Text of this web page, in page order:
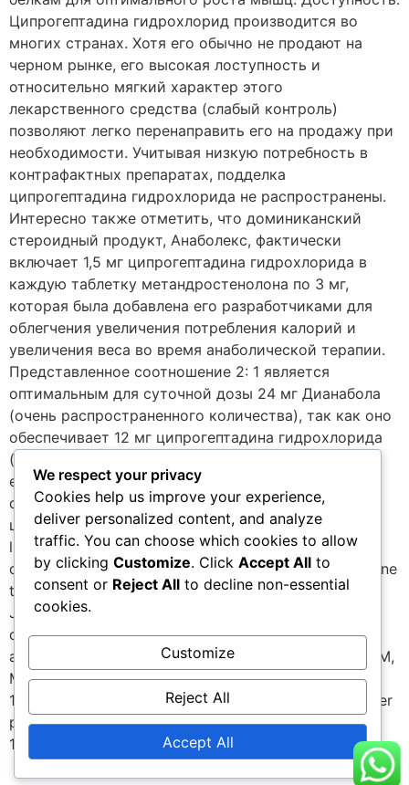
Ципрогептадина гидрохлорид производится во
многих странах. Хотя его обычно не продают на
черном рынке, его высокая лоступность и
относительно мягкий характер этого
лекарственного средства (слабый контроль)
позволяют легко перенаправить его на продажу при
необходимости. Учитывая низкую потребность в
контрафактных препаратах, подделка
ципрогептадина гидрохлорида не распространены.
Интересно также отметить, что доминиканский
стероидный продукт, Анаболекс, фактически
включает 1,5 мг ципрогептадина гидрохлорида в
каждую таблетку метандростенолона по 3 мг,
которая была добавлена его разработчиками для
облегчения увеличения потребления калорий и
увеличения веса во время анаболической терапии.
Представленное соотношение 2: 1 является
оптимальным для суточной дозы 24 мг Дианабола
(очень распространенного количества), так как оно
обеспечивает 12 мг ципрогептадина гидрохлорида
(максимальная обычная суточная доза). Это
единственный распространенный анаболический
стероидный продукт, в состав которого входит
ципрогептадина гидрохлорид. 1 Enhancement of
linear growth and weight gain by cyproheptadine in
children with hypopituitarism receiving growth hormone
therapy. Kaplowitz PB, Jennings S. Pediatr. 1987
Jan;110(1):140-3. 2 Megestrol acetate vs
cyproheptadine in the treatment of weight loss
associated with HIV infection. Summerbell CD, Youle M,
McDonald V, Catalan J, Gazzard BG. Int J STD AIDS.
1992 Jul-Aug;3(4):278-80. 3 Cyproheptadine no longer
promoted as an appetite stimulant. WHO Drug Info
1994; 8:66
We respect your privacy
Cookies help us improve your experience,
deliver personalized content, and analyze
traffic. You can choose which cookies to allow
by clicking Customize. Click Accept All to
consent or Reject All to decline non-essential
cookies.
Customize
Reject All
Accept All